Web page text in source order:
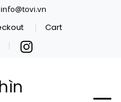
info@tovi.vn
Cart